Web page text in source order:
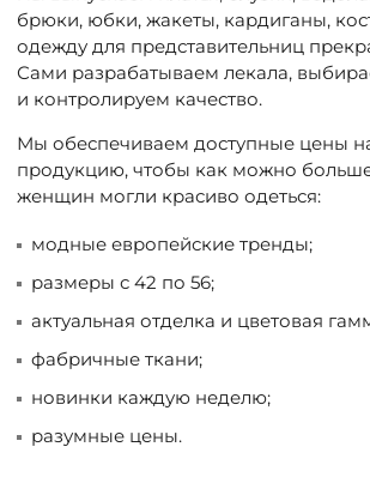
ТАБЛИЦА РАЗМЕРОВ
МОСКВА
+7 (800) 511-35-10
ЗАКАЗАТЬ ЗВОНОК
брюки, юбки, жакеты, кардиганы,
одежду для представительниц
Сами разрабатываем лекала,
и контролируем качество.
Мы обеспечиваем доступные цены
продукцию, чтобы как можно
женщин могли красиво одеться:
модные европейские тренды;
размеры с 42 по 56;
актуальная отделка и цветовая
фабричные ткани;
новинки каждую неделю;
разумные цены.